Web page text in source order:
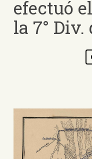
efectuó
la 7° Div.